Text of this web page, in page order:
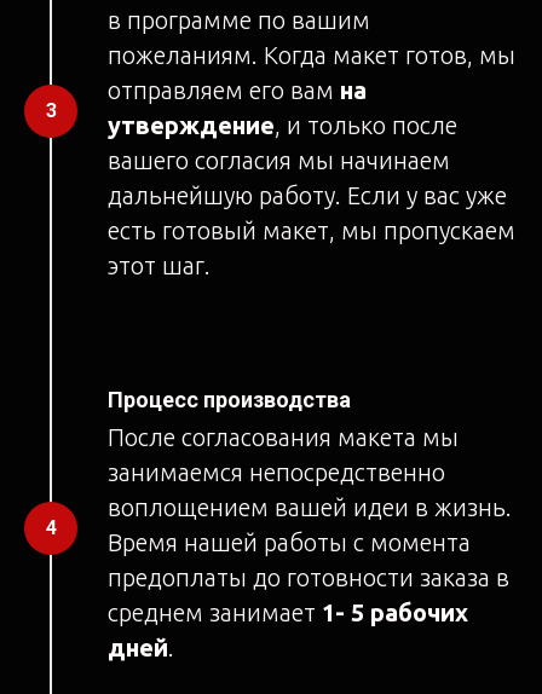
в программе по вашим
пожеланиям. Когда макет готов, мы
отправляем его вам на
утверждение , и только после
вашего согласия мы начинаем
дальнейшую работу. Если у вас уже
есть готовый макет, мы пропускаем
этот шаг.
Процесс производства
После согласования макета мы
занимаемся непосредственно
воплощением вашей идеи в жизнь.
Время нашей работы с момента
предоплаты до готовности заказа в
среднем занимает 1- 5 рабочих
дней